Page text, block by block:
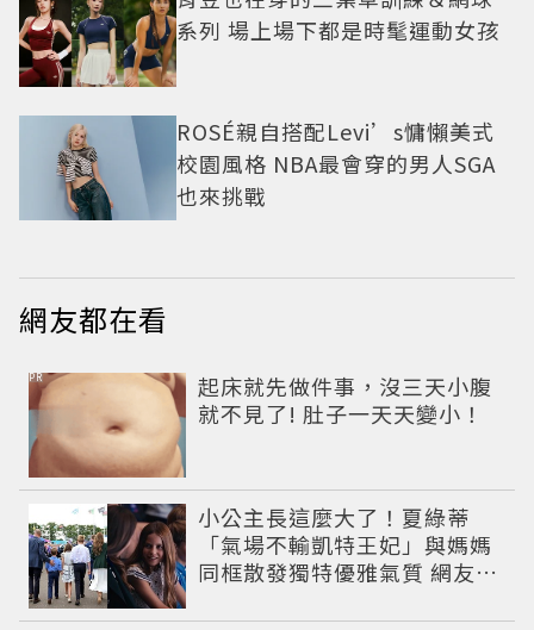
系列 場上場下都是時髦運動女孩
ROSÉ親自搭配Levi’s慵懶美式
校園風格 NBA最會穿的男人SGA
也來挑戰
網友都在看
起床就先做件事，沒三天小腹
就不見了! 肚子一天天變小！
PR
小公主長這麼大了！夏綠蒂
「氣場不輸凱特王妃」與媽媽
同框散發獨特優雅氣質 網友狂